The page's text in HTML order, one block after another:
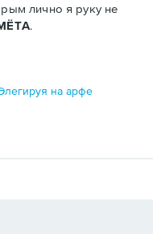
лично я руку не
.
на арфе